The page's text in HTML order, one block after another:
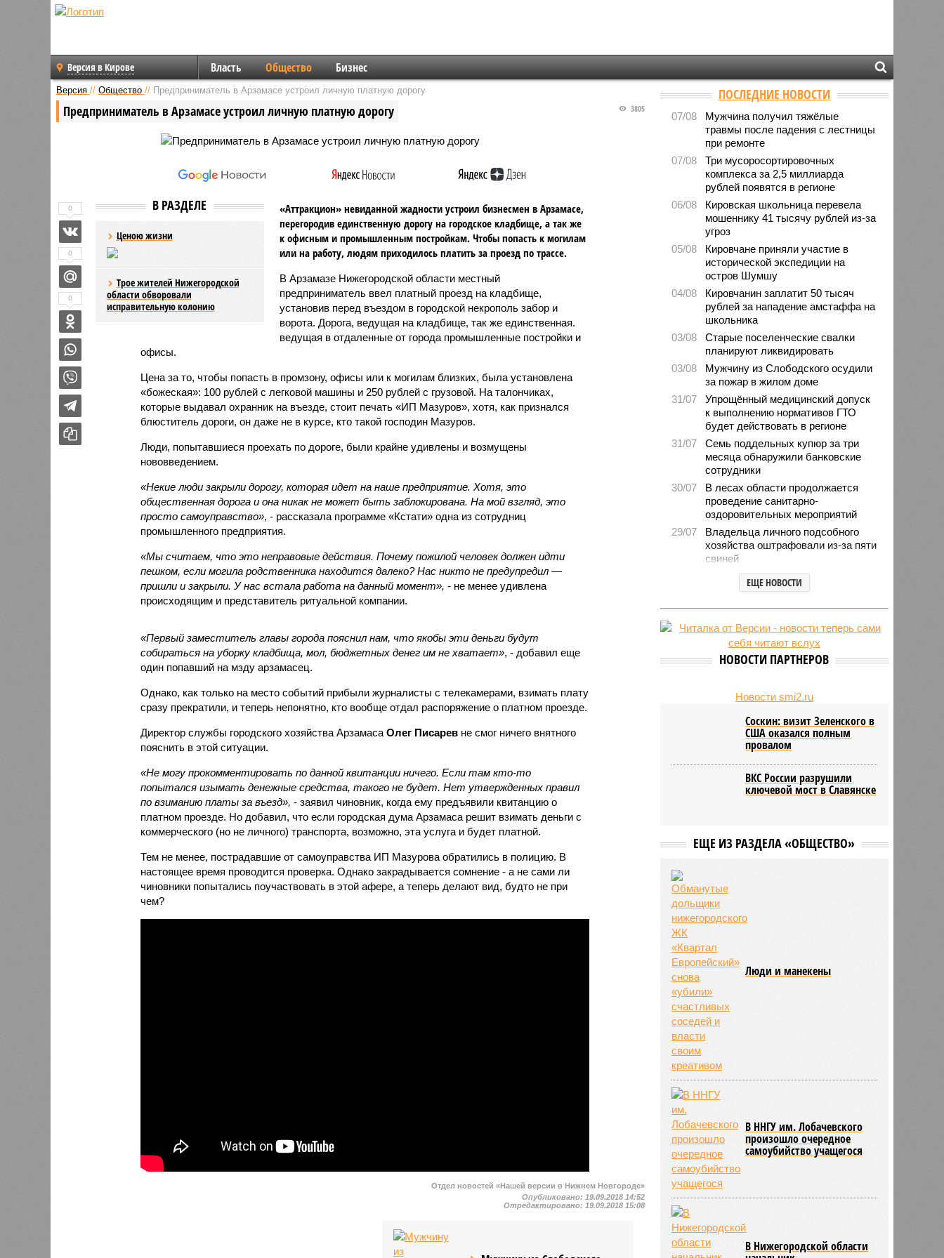
Версия в Кирове Власть Общество Бизнес
Версия // Общество // Предприниматель в Арзамасе устроил личную платную дорогу
Предприниматель в Арзамасе устроил личную платную дорогу 3805
В РАЗДЕЛЕ
Ценою жизни
Трое жителей Нижегородской
области обворовали
исправительную колонию
«Аттракцион» невиданной жадности устроил бизнесмен в Арзамасе,
перегородив единственную дорогу на городское кладбище, а так же
к офисным и промышленным постройкам. Чтобы попасть к могилам
или на работу, людям приходилось платить за проезд по трассе.
В Арзамазе Нижегородской области местный
предприниматель ввел платный проезд на кладбище,
установив перед въездом в городской некрополь забор и
ворота. Дорога, ведущая на кладбище, так же единственная.
ведущая в отдаленные от города промышленные постройки и
офисы.
Цена за то, чтобы попасть в промзону, офисы или к могилам близких, была установлена
«божеская»: 100 рублей с легковой машины и 250 рублей с грузовой. На талончиках,
которые выдавал охранник на въезде, стоит печать «ИП Мазуров», хотя, как признался
блюститель дороги, он даже не в курсе, кто такой господин Мазуров.
Люди, попытавшиеся проехать по дороге, были крайне удивлены и возмущены
нововведением.
«Некие люди закрыли дорогу, которая идет на наше предприятие. Хотя, это
общественная дорога и она никак не может быть заблокирована. На мой взгляд, это
просто самоуправство», - рассказала программе «Кстати» одна из сотрудниц
промышленного предприятия.
«Мы считаем, что это неправовые действия. Почему пожилой человек должен идти
пешком, если могила родственника находится далеко? Нас никто не предупредил —
пришли и закрыли. У нас встала работа на данный момент», - не менее удивлена
происходящим и представитель ритуальной компании.
«Первый заместитель главы города пояснил нам, что якобы эти деньги будут
собираться на уборку кладбища, мол, бюджетных денег им не хватает», - добавил еще
один попавший на мзду арзамасец.
Однако, как только на место событий прибыли журналисты с телекамерами, взимать плату
сразу прекратили, и теперь непонятно, кто вообще отдал распоряжение о платном проезде.
Директор службы городского хозяйства Арзамаса Олег Писаревне смог ничего внятного
пояснить в этой ситуации.
«Не могу прокомментировать по данной квитанции ничего. Если там кто-то
попытался изымать денежные средства, такого не будет. Нет утвержденных правил
по взиманию платы за въезд», - заявил чиновник, когда ему предъявили квитанцию о
платном проезде. Но добавил, что если городская дума Арзамаса решит взимать деньги с
коммерческого (но не личного) транспорта, возможно, эта услуга и будет платной.
Тем не менее, пострадавшие от самоуправства ИП Мазурова обратились в полицию. В
настоящее время проводится проверка. Однако закрадывается сомнение - а не сами ли
чиновники попытались поучаствовать в этой афере, а теперь делают вид, будто не при
чем?
0
0
0
Отдел новостей «Нашей версии в Нижнем Новгороде»
Опубликовано: 19.09.2018 14:52
Отредактировано: 19.09.2018 15:08
ПОСЛЕДНИЕ НОВОСТИ
07/08
Мужчина получил тяжёлые
травмы после падения с лестницы
при ремонте
07/08
Три мусоросортировочных
комплекса за 2,5 миллиарда
рублей появятся в регионе
06/08
Кировская школьница перевела
мошеннику 41 тысячу рублей из-за
угроз
05/08
Кировчане приняли участие в
исторической экспедиции на
остров Шумшу
04/08
Кировчанин заплатит 50 тысяч
рублей за нападение амстаффа на
школьника
03/08
Старые поселенческие свалки
планируют ликвидировать
03/08
Мужчину из Слободского осудили
за пожар в жилом доме
31/07
Упрощённый медицинский допуск
к выполнению нормативов ГТО
будет действовать в регионе
31/07
Семь поддельных купюр за три
месяца обнаружили банковские
сотрудники
30/07
В лесах области продолжается
проведение санитарно-
оздоровительных мероприятий
29/07
Владельца личного подсобного
хозяйства оштрафовали из-за пяти
свиней
Шестерых кировчан хотят
поощрить за спасение ребёнка
27/07
Питание детей в лагерях
Пенсионеру должны выплатить
300 тысяч рублей после падения в
гололёд
предоставления госимущества в
ЕЩЕ НОВОСТИ
НОВОСТИ ПАРТНЕРОВ
Новости smi2.ru
Соскин: визит Зеленского в
США оказался полным
провалом
ВКС России разрушили
ключевой мост в Славянске
ЕЩЕ ИЗ РАЗДЕЛА «ОБЩЕСТВО»
Люди и манекены
В ННГУ им. Лобачевского
произошло очередное
самоубийство учащегося
В Нижегородской области